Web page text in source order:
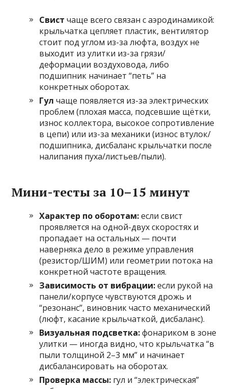
Свист чаще всего связан с аэродинамикой:
крыльчатка цепляет пластик, вентилятор
стоит под углом из-за люфта, воздух не
выходит из улитки из-за грязи/
деформации воздуховода, либо
подшипник начинает “петь” на
конкретных оборотах.
Гул чаще появляется из-за электрических
проблем (плохая масса, подсевшие щётки,
износ коллектора, высокое сопротивление
в цепи) или из-за механики (износ втулок/
подшипника, дисбаланс крыльчатки после
налипания пуха/листьев/пыли).
Мини-тесты за 10–15 минут
Характер по оборотам:если свист
проявляется на одной-двух скоростях и
пропадает на остальных — почти
наверняка дело в режиме управления
(резистор/ШИМ) или геометрии потока на
конкретной частоте вращения.
Зависимость от вибрации:если рукой на
панели/корпусе чувствуются дрожь и
“резонанс”, виновник часто механический
(люфт, касание крыльчаткой, дисбаланс).
Визуальная подсветка:фонариком в зоне
улитки — иногда видно, что крыльчатка “в
пыли толщиной 2–3 мм” и начинает
дисбалансировать на оборотах.
Проверка массы: гул и “электрическая”